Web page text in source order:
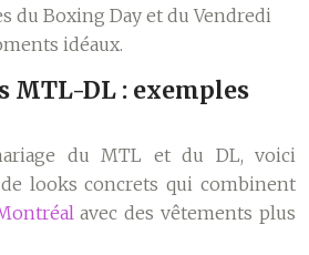
du Boxing Day et du Vendredi
idéaux.
MTL-DL : exemples
du MTL et du DL, voici
looks concrets qui combinent
avec des vêtements plus